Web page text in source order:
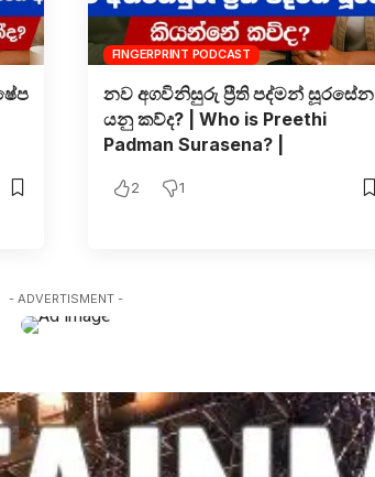
FINGERPRINT PODCAST
නව අගවිනිසුරු ප්‍රීති පද්මන් සූරසේන
ය​නු කව්ද? | Who is Preethi
Padman Surasena? |
2 1
- ADVERTISMENT -